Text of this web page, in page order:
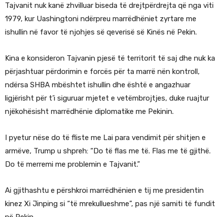
Tajvanit nuk kanë zhvilluar biseda të drejtpërdrejta që nga viti
1979, kur Uashingtoni ndërpreu marrëdhëniet zyrtare me
ishullin në favor të njohjes së qeverisë së Kinës në Pekin.
Kina e konsideron Tajvanin pjesë të territorit të saj dhe nuk ka
përjashtuar përdorimin e forcës për ta marrë nën kontroll,
ndërsa SHBA mbështet ishullin dhe është e angazhuar
ligjërisht për t’i siguruar mjetet e vetëmbrojtjes, duke ruajtur
njëkohësisht marrëdhënie diplomatike me Pekinin.
I pyetur nëse do të fliste me Lai para vendimit për shitjen e
armëve, Trump u shpreh: “Do të flas me të. Flas me të gjithë.
Do të merremi me problemin e Tajvanit.”
Ai gjithashtu e përshkroi marrëdhënien e tij me presidentin
kinez Xi Jinping si “të mrekullueshme”, pas një samiti të fundit